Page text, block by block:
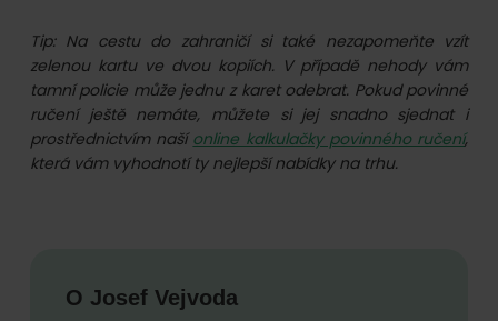
Tip: Na cestu do zahraničí si také nezapomeňte vzít
zelenou kartu ve dvou kopiích. V případě nehody vám
tamní policie může jednu z karet odebrat. Pokud povinné
ručení ještě nemáte, můžete si jej snadno sjednat i
prostřednictvím našíonline kalkulačky povinného ručení,
která vám vyhodnotí ty nejlepší nabídky na trhu.
O Josef Vejvoda